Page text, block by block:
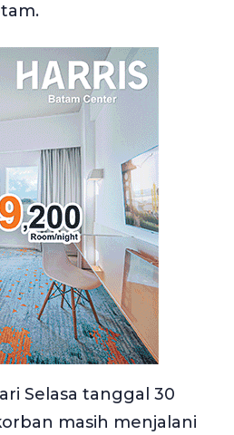
Selasa tanggal 30
masih menjalani